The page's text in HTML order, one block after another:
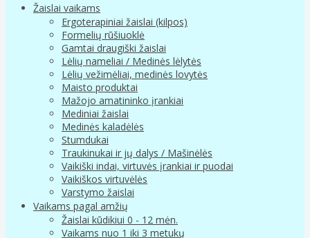
Žaislai vaikams
Ergoterapiniai žaislai (kilpos)
Formelių rūšiuoklė
Gamtai draugiški žaislai
Lėlių nameliai / Medinės lėlytės
Lėlių vežimėliai, medinės lovytės
Maisto produktai
Mažojo amatininko įrankiai
Mediniai žaislai
Medinės kaladėlės
Stumdukai
Traukinukai ir jų dalys / Mašinėlės
Vaikiški indai, virtuvės įrankiai ir puodai
Vaikiškos virtuvėlės
Varstymo žaislai
Vaikams pagal amžių
Žaislai kūdikiui 0 - 12 mėn.
Vaikams nuo 1 iki 3 metukų